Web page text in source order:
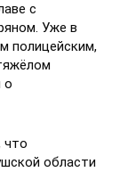
с
Уже в
полицейским,
о
что
области